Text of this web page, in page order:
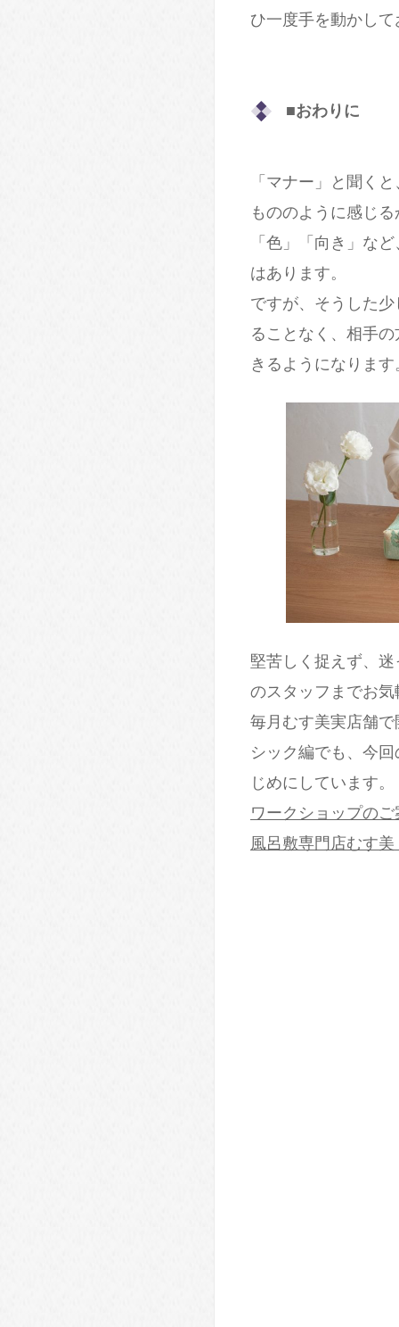
ひ一度手を動かし
■おわりに
「マナー」と聞く
もののように感じ
「色」「向き」な
はあります。
ですが、そうした
ることなく、相手
きるようになります
堅苦しく捉えず、
のスタッフまでお
毎月むす美実店舗
シック編でも、今
じめにしています。
ワークショップの
風呂敷専門店むす